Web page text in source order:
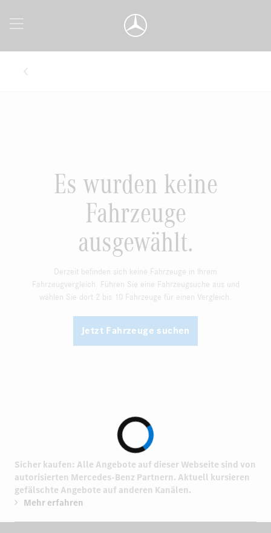
Es wurden keine
Fahrzeuge
ausgewählt.
Derzeit befinden sich keine Fahrzeuge in Ihrem
Fahrzeugvergleich. Führen Sie eine Fahrzeugsuche aus und
wählen Sie dort 2 bis 10 Fahrzeuge für einen Vergleich.
Jetzt Fahrzeuge suchen
Sicher kaufen: Alle Angebote auf dieser Webseite sind von
autorisierten Mercedes-Benz Partnern. Aktuell kursieren
gefälschte Angebote auf anderen Kanälen.
Mehr erfahren